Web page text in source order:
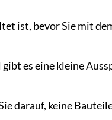
ist, bevor Sie mit
es eine kleine
darauf, keine